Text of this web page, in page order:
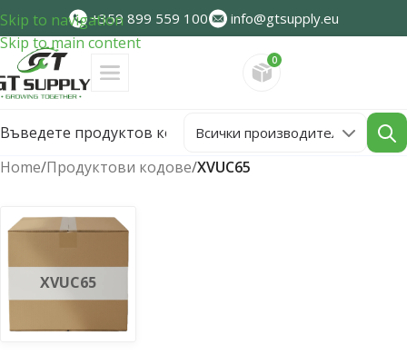
Skip to navigation
Skip to main content
+359 899 559 100 info@gtsupply.eu
0
Home/Продуктови кодове/XVUC65
XVUC65